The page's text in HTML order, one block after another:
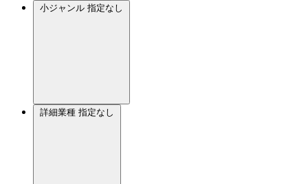
小ジャンル 指定なし
詳細業種 指定なし